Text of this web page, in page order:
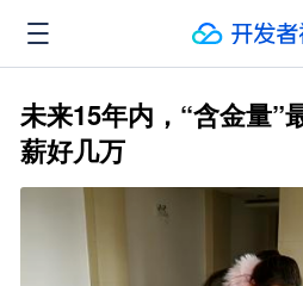
未来15年内，“含金量”
薪好几万